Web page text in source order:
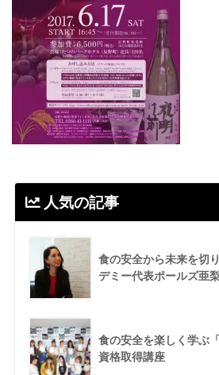
人気の記事
食の安全から未来を切
デミー代表ポールズ亜
食の安全を楽しく学ぶ
資格取得講座